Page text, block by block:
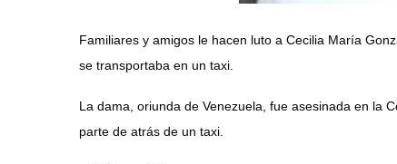
Familiares y amigos le hacen luto a Cecilia María
se transportaba en un taxi.
La dama, oriunda de Venezuela, fue asesinada en la
parte de atrás de un taxi.